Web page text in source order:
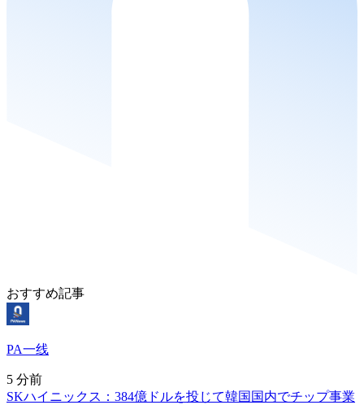
おすすめ記事
PA一线
5 分前
SKハイニックス：384億ドルを投じて韓国国内でチップ事業